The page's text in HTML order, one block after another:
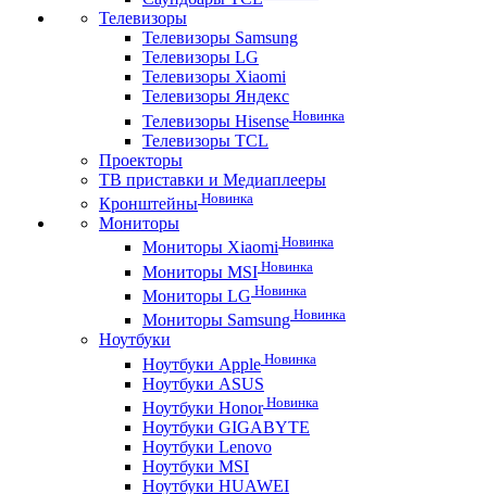
Телевизоры
Телевизоры Samsung
Телевизоры LG
Телевизоры Xiaomi
Телевизоры Яндекс
Телевизоры Hisense Новинка
Телевизоры TCL
Проекторы
ТВ приставки и Медиаплееры
Кронштейны Новинка
Мониторы
Мониторы Xiaomi Новинка
Мониторы MSI Новинка
Мониторы LG Новинка
Мониторы Samsung Новинка
Ноутбуки
Ноутбуки Apple Новинка
Ноутбуки ASUS
Ноутбуки HonorНовинка
Ноутбуки GIGABYTE
Ноутбуки Lenovo
Ноутбуки MSI
Ноутбуки HUAWEI